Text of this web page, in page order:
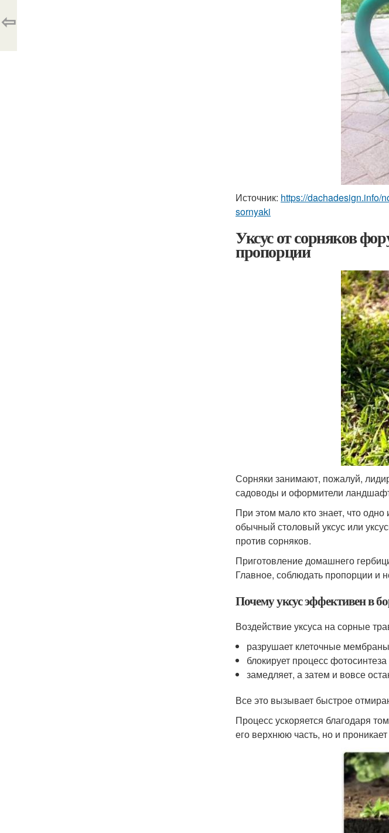
Источник: https://dachadesign.info/
sornyaki
Уксус от сорняков
пропорции
Сорняки занимают, пожалуй,
садоводы и оформители
При этом мало кто знает, что
обычный столовый уксус или
против сорняков.
Приготовление домашнего
Главное, соблюдать пропорции и
Почему уксус эффективен в
Воздействие уксуса на сорные
разрушает клеточные
блокирует процесс фотосинтеза
замедляет, а затем и вовсе
Все это вызывает быстрое
Процесс ускоряется благодаря
его верхнюю часть, но и
⇦